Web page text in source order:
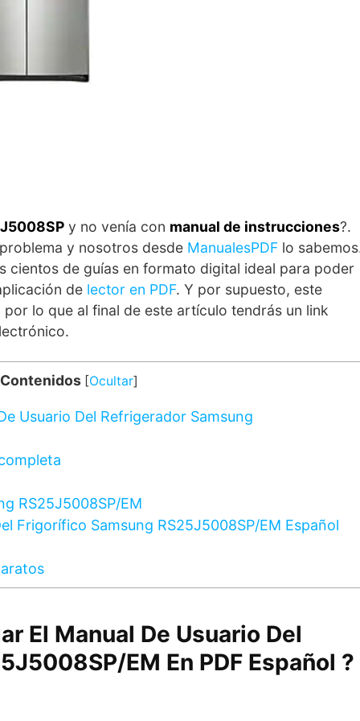
y no venía con manual de instrucciones?.
y nosotros desde ManualesPDF lo
cientos de guías en formato digital ideal para poder
de lector en PDF. Y por supuesto, este
lo que al final de este artículo tendrás un link
[Ocultar]
Usuario Del Refrigerador Samsung
RS25J5008SP/EM
Frigorífico Samsung RS25J5008SP/EM Español
El Manual De Usuario Del
EM En PDF Español ?